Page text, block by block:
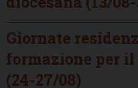
Giornate
formazione per il
(24-27/08)